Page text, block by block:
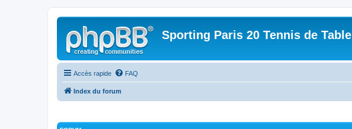
Sporting Paris 20 Tennis de Table
Accès rapide FAQ
Index du forum